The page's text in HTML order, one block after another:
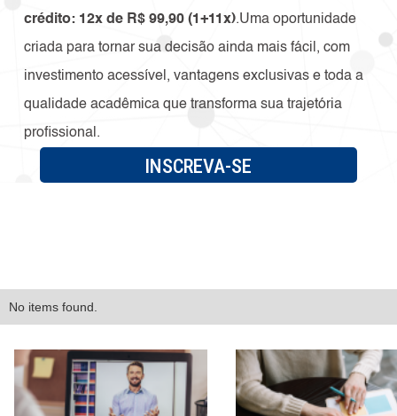
crédito: 12x de R$ 99,90 (1+11x).Uma oportunidade
criada para tornar sua decisão ainda mais fácil, com
investimento acessível, vantagens exclusivas e toda a
qualidade acadêmica que transforma sua trajetória
profissional.
INSCREVA-SE
No items found.